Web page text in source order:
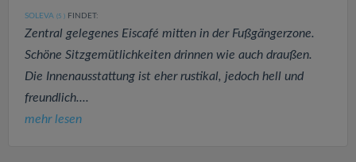
SOLEVA (5 ) FINDET:
Zentral gelegenes Eiscafé mitten in der Fußgängerzone.
Schöne Sitzgemütlichkeiten drinnen wie auch draußen.
Die Innenausstattung ist eher rustikal, jedoch hell und
freundlich....
mehr lesen